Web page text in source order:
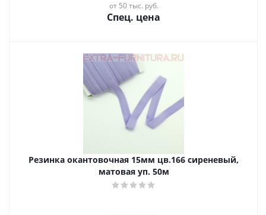
от 50 тыс. руб.
Спец. цена
Резинка окантовочная 15мм цв.166 сиреневый,
матовая уп. 50м